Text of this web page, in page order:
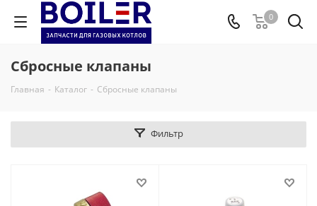
0
Сбросные клапаны
Главная - Каталог - Сбросные клапаны
Фильтр